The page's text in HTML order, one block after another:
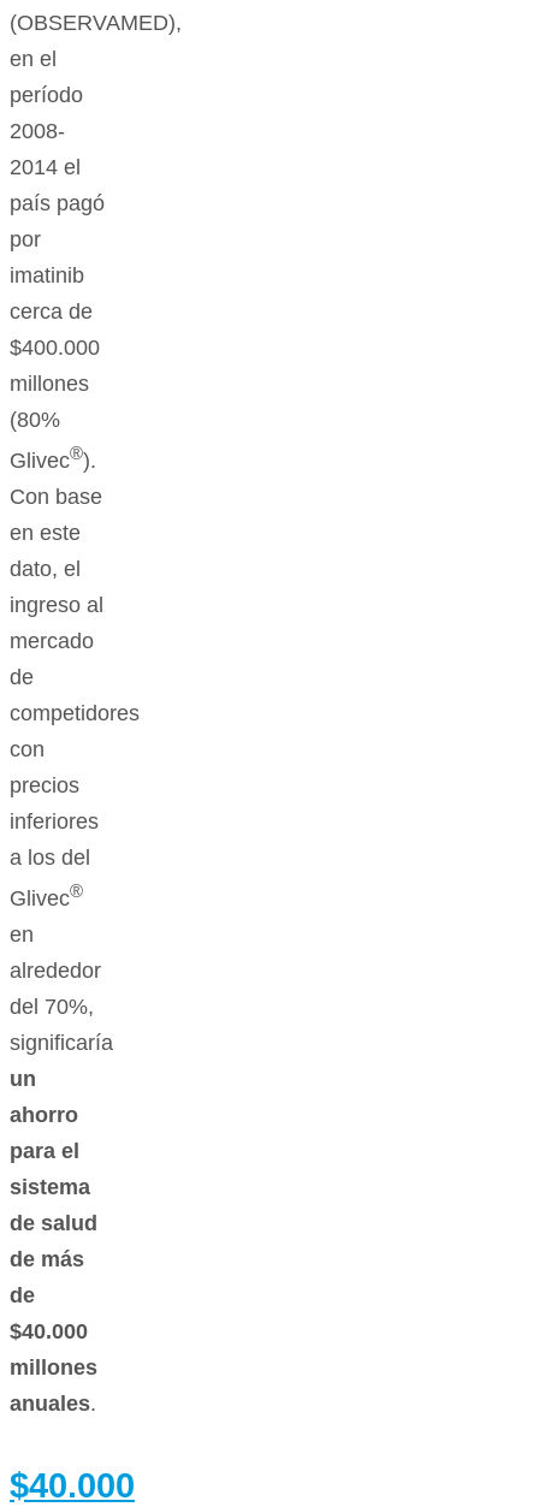
(OBSERVAMED),
en el
período
2008-
2014 el
país pagó
por
imatinib
cerca de
$400.000
millones
(80%
Glivec®).
Con base
en este
dato, el
ingreso al
mercado
de
competidores
con
precios
inferiores
a los del
Glivec®
en
alrededor
del 70%,
significaría
un
ahorro
para el
sistema
de salud
de más
de
$40.000
millones
anuales.
$40.000